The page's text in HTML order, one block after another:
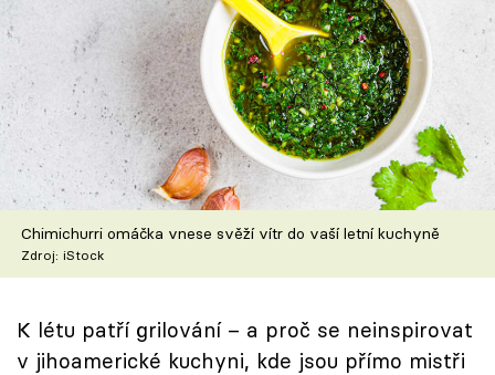
TV Program
Škola vaření
Recepty z TV
Speciál: Cuketa
Těhotnej kuchař
Přihlášení
Chimichurri omáčka vnese svěží vítr do vaší letní kuchyně
Zdroj: iStock
K létu patří grilování – a proč se neinspirovat
v jihoamerické kuchyni, kde jsou přímo mistři